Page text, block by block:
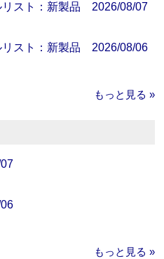
リスト：新製品 2026/08/07
リスト：新製品 2026/08/06
もっと見る »
もっと見る »